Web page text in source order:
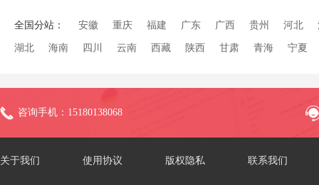
全国分站： 安徽 重庆 福建 广东 广西 贵州 河北
湖北 海南 四川 云南 西藏 陕西 甘肃 青海 宁夏
咨询手机：15180138068
关于我们 使用协议 版权隐私 联系我们